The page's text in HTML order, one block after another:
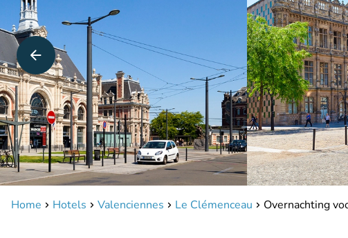
Home Hotels Valenciennes Le Clémenceau Overnachting